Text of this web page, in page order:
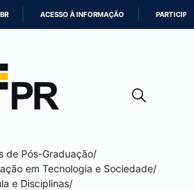
CONTEÚDO
ACESSO À INFORMAÇÃO PARTICIPE
de Pós-Graduação/
em Tecnologia e Sociedade/
e Disciplinas/